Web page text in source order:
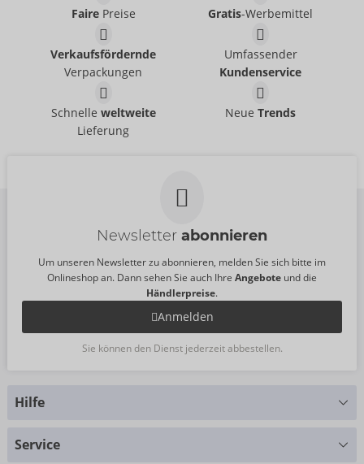
The Handy Interactive
The Handy
Auslaufartikel
189,00 €
The Handy Product
Stand
Flyer DE 20er
The Handy
FairePreise Gratis-Werbemittel
Verkaufsfördernde
Verpackungen
Umfassender
Kundenservice
Schnelle weltweite
Lieferung
NeueTrends
Newsletter abonnieren
Um unseren Newsletter zu abonnieren, melden Sie sich bitte im
Onlineshop an. Dann sehen Sie auch Ihre Angebote und die
Händlerpreise.
Anmelden
Sie können den Dienst jederzeit abbestellen.
Hilfe
Service